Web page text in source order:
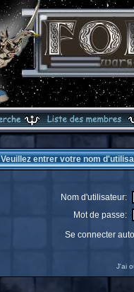
Veuillez entrer votre nom
Nom d'utilisateur:
Mot de passe:
Se connecter
J'ai